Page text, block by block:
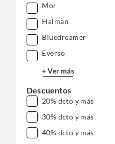
Mor
Halman
Bluedreamer
Everso
+ Ver más
Descuentos
20% dcto y más
30% dcto y más
40% dcto y más